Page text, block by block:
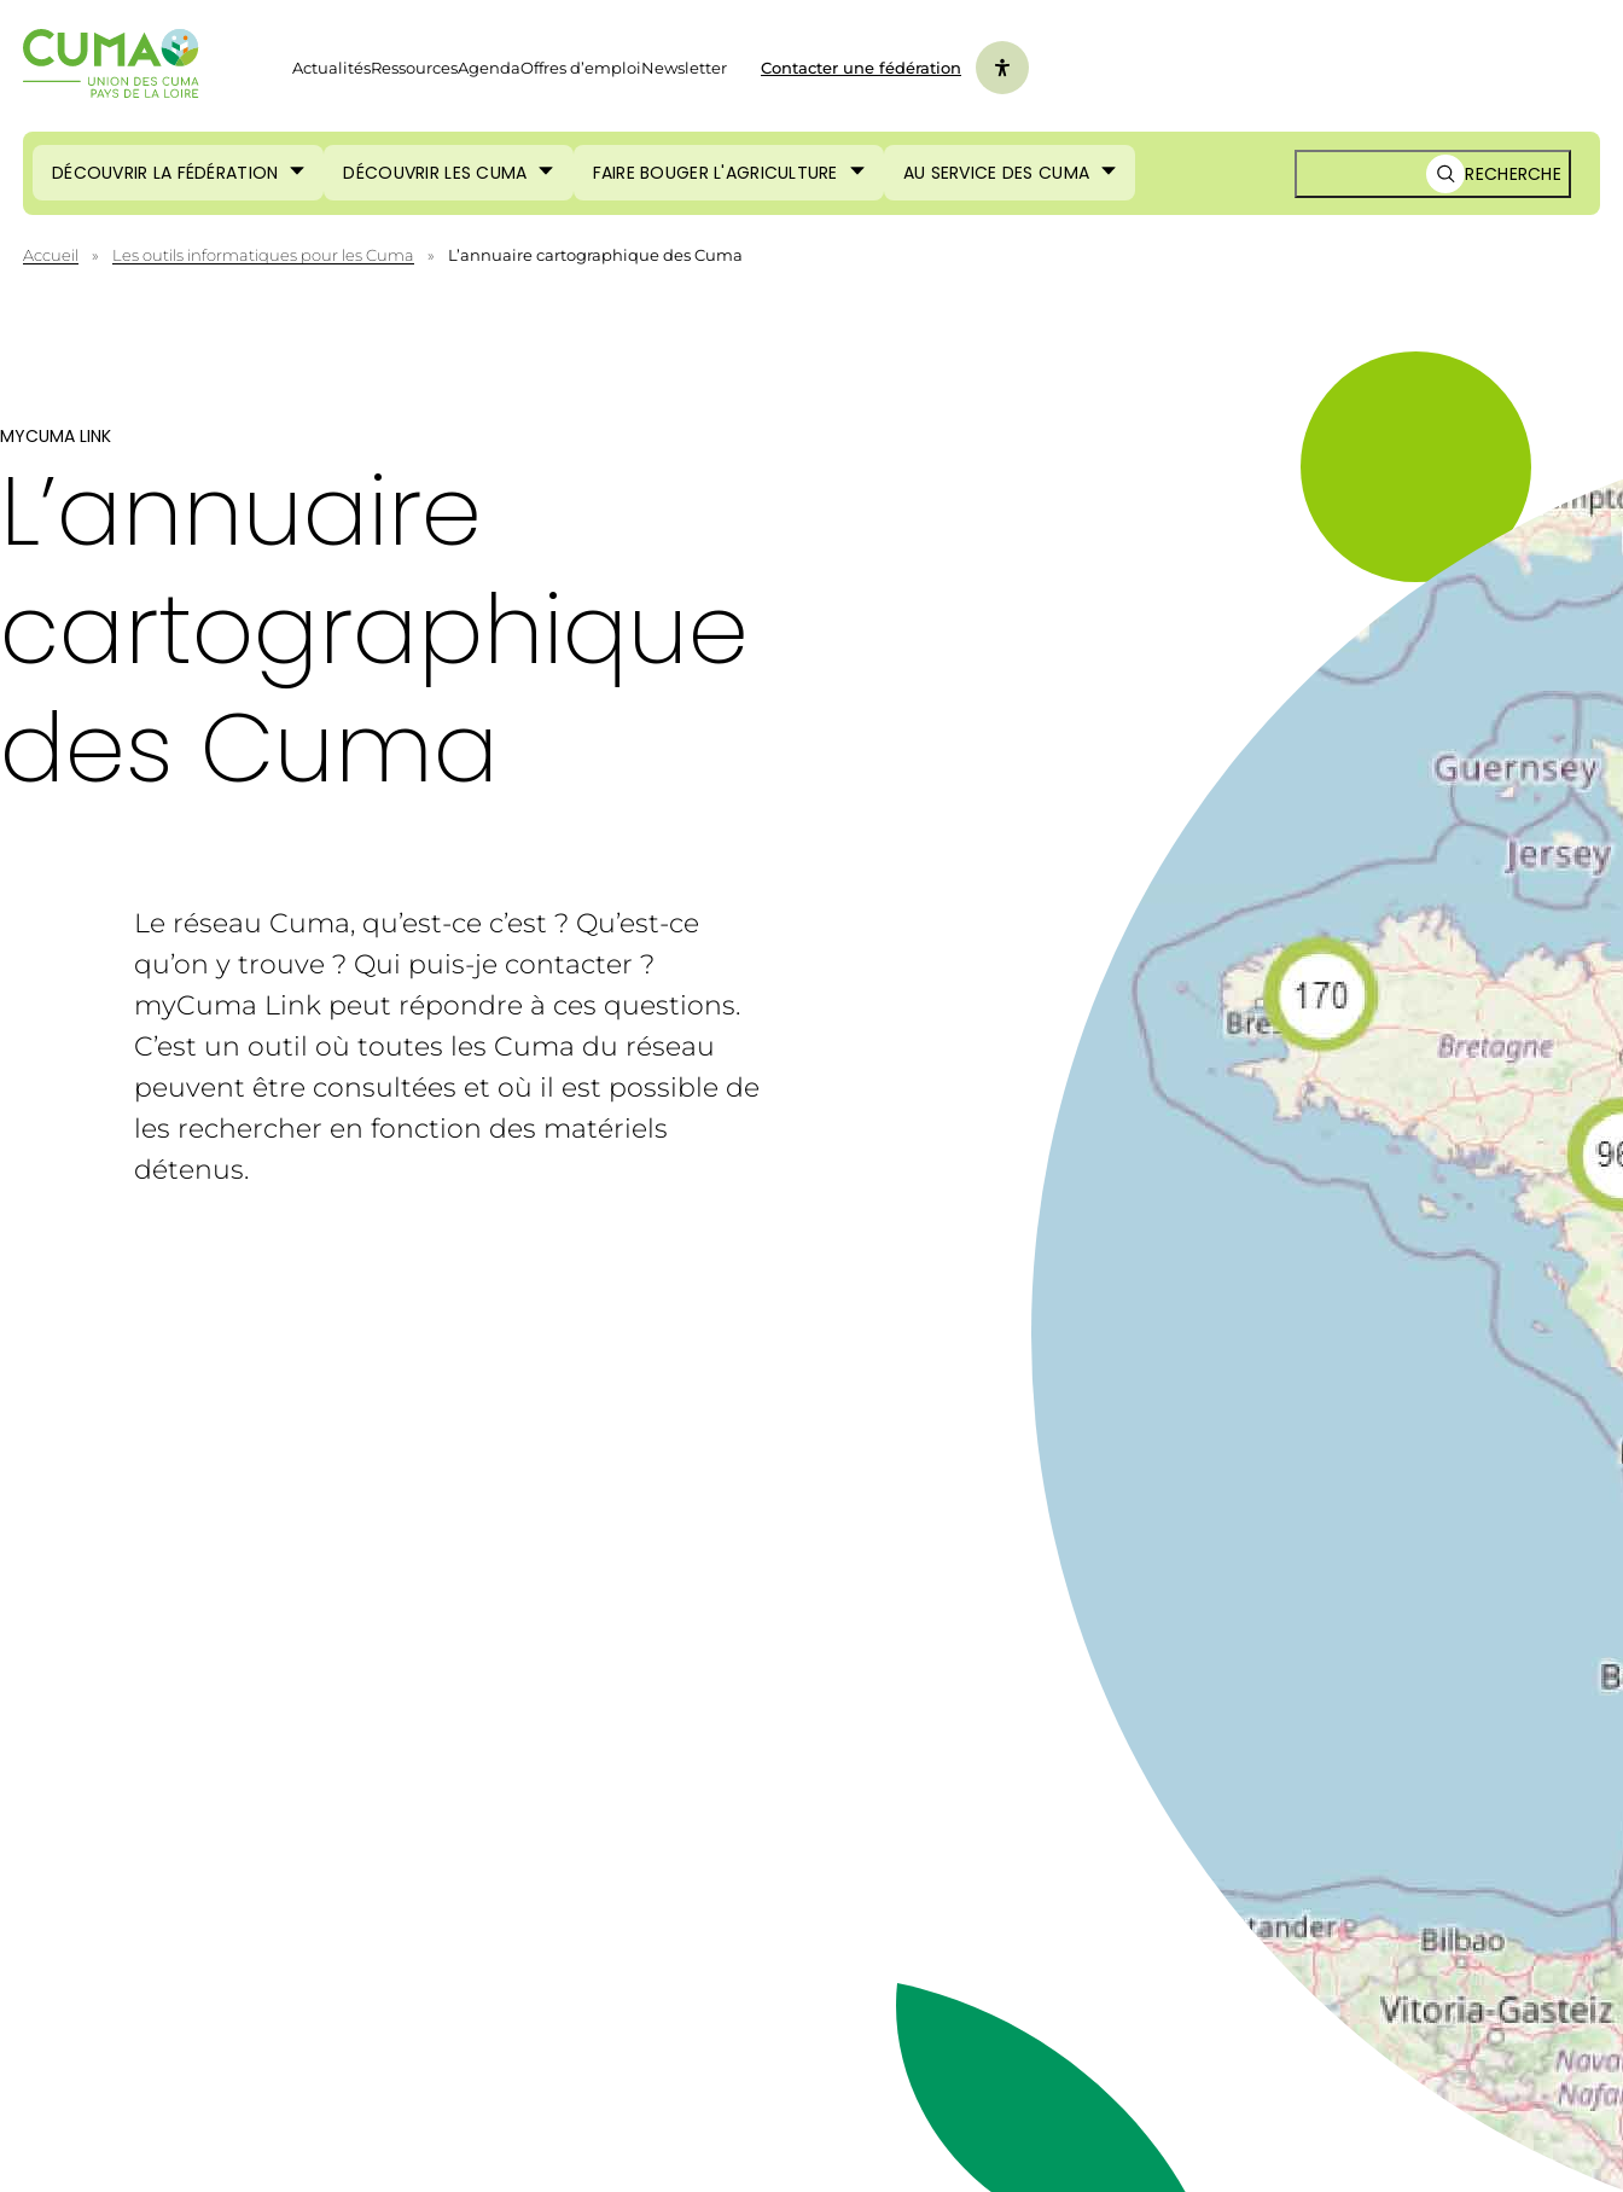
ActualitésRessourcesAgendaOffres d’emploiNewsletter Contacter une fédération
DÉCOUVRIR LA FÉDÉRATION DÉCOUVRIR LES CUMA FAIRE BOUGER L'AGRICULTURE AU SERVICE DES CUMA RECHERCHE
Accueil » Les outils informatiques pour les Cuma » L’annuaire cartographique des Cuma
MYCUMA LINK
L’annuaire
cartographique
des Cuma
Le réseau Cuma, qu’est-ce c’est ? Qu’est-ce
qu’on y trouve ? Qui puis-je contacter ?
myCuma Link peut répondre à ces questions.
C’est un outil où toutes les Cuma du réseau
peuvent être consultées et où il est possible de
les rechercher en fonction des matériels
détenus.